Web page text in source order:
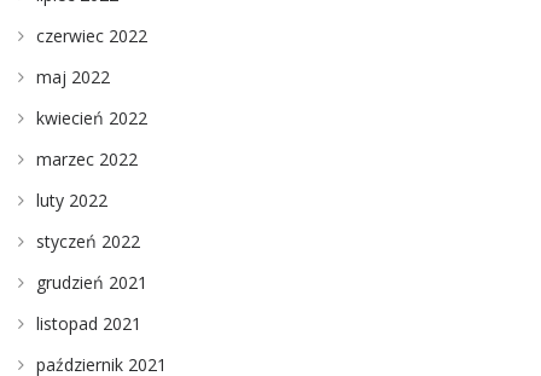
czerwiec 2022
maj 2022
kwiecień 2022
marzec 2022
luty 2022
styczeń 2022
grudzień 2021
listopad 2021
październik 2021